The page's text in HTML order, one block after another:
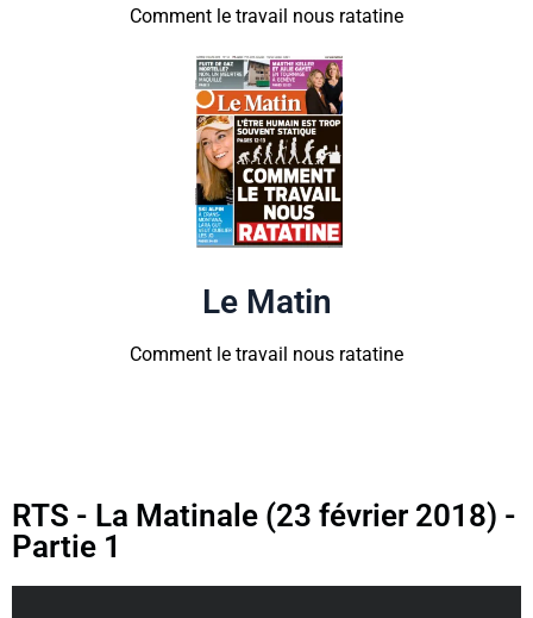
Comment le travail nous ratatine
Le Matin
Comment le travail nous ratatine
RTS - La Matinale (23 février 2018) -
Partie 1